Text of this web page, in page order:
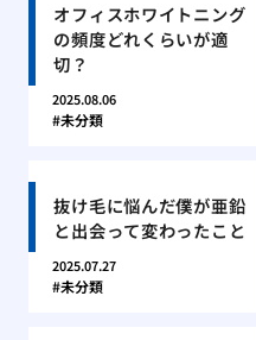
オフィスホワイトニング
の頻度どれくらいが適
切？
2025.08.06
未分類
抜け毛に悩んだ僕が亜鉛
と出会って変わったこと
2025.07.27
未分類